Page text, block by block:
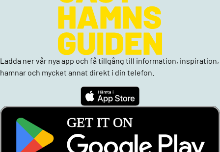
Ladda ner vår nya app och få tillgång till information, inspiration,
hamnar och mycket annat direkt i din telefon.